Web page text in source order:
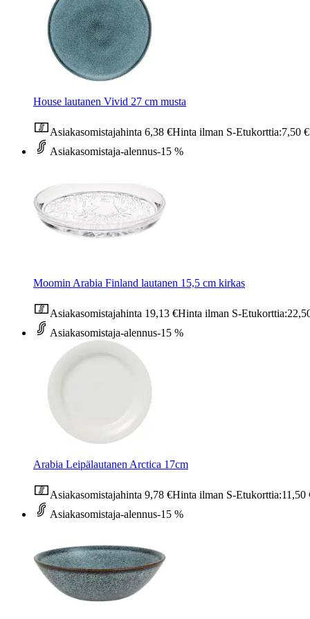
House lautanen Vivid 27 cm musta
Asiakasomistajahinta 6,38 €Hinta ilman S-Etukorttia:7,50 €
Asiakasomistaja-alennus-15 %
Moomin Arabia Finland lautanen 15,5 cm kirkas
Asiakasomistajahinta 19,13 €Hinta ilman S-Etukorttia:
Asiakasomistaja-alennus-15 %
Arabia Leipälautanen Arctica 17cm
Asiakasomistajahinta 9,78 €Hinta ilman S-Etukorttia:11,50
Asiakasomistaja-alennus-15 %